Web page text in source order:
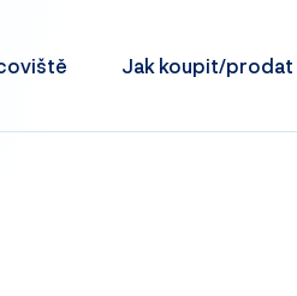
Jak koupit/prodat